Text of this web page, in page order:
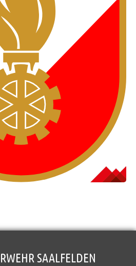
SAALFELDEN